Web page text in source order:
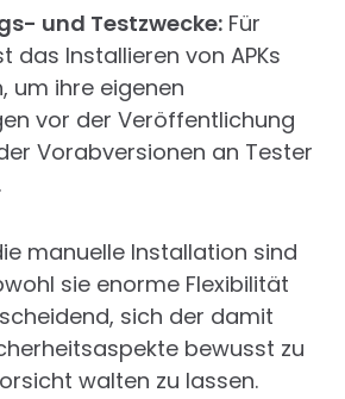
und Testzwecke: Für
das Installieren von APKs
um ihre eigenen
vor der Veröffentlichung
Vorabversionen an Tester
manuelle Installation sind
sie enorme Flexibilität
sich der damit
bewusst zu
walten zu lassen.